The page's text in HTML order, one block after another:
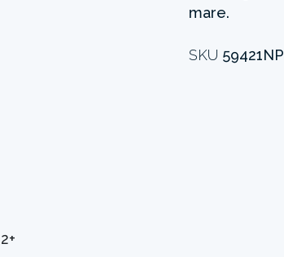
mare.
SKU 59421NP
2+